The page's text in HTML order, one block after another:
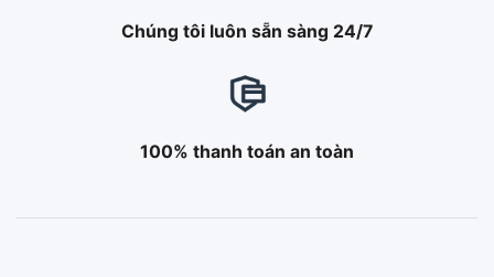
Chúng tôi luôn sẵn sàng 24/7
100% thanh toán an toàn